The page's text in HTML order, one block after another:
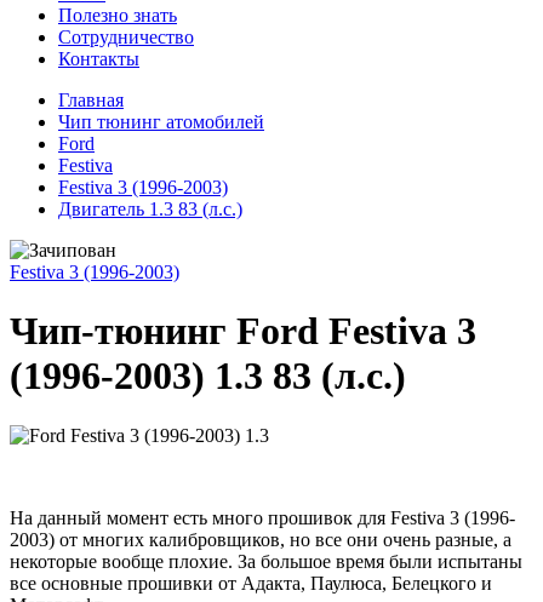
Полезно знать
Сотрудничество
Контакты
Главная
Чип тюнинг атомобилей
Ford
Festiva
Festiva 3 (1996-2003)
Двигатель 1.3 83 (л.с.)
Festiva 3 (1996-2003)
Чип-тюнинг Ford Festiva 3
(1996-2003) 1.3 83 (л.с.)
На данный момент есть много прошивок для Festiva 3 (1996-
2003) от многих калибровщиков, но все они очень разные, а
некоторые вообще плохие. За большое время были испытаны
все основные прошивки от Адакта, Паулюса, Белецкого и